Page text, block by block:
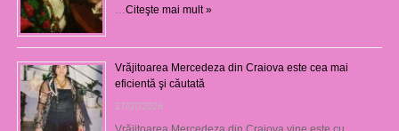
Citeşte mai mult »
Vrăjitoarea Mercedeza din Craiova este cea mai
eficientă şi căutată
27/07/2026